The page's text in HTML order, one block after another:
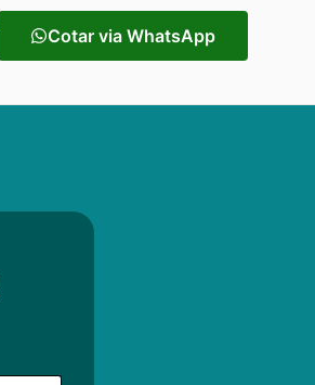
Cotar via WhatsApp